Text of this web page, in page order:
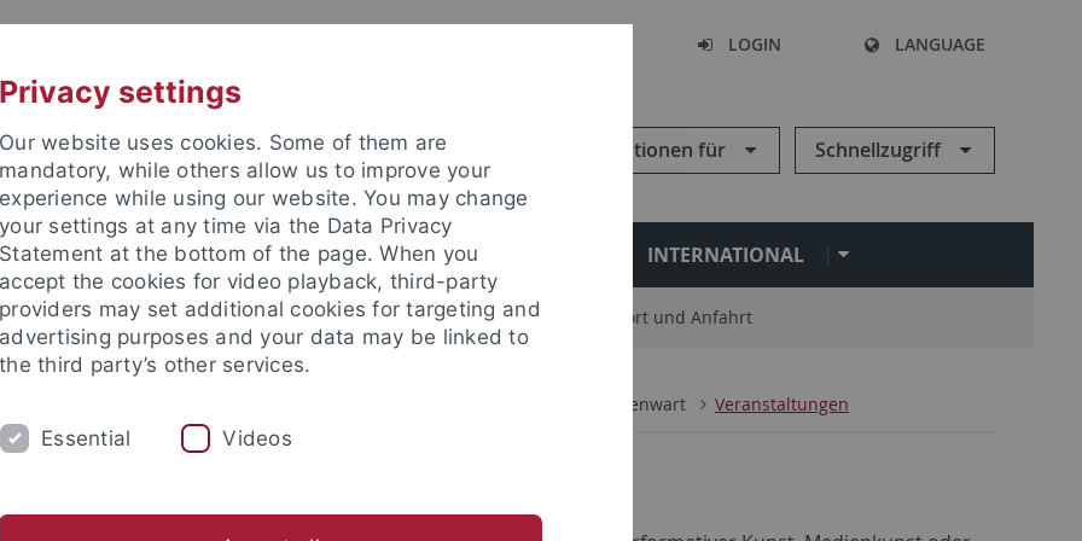
LOGIN LANGUAGE
Informationen für Schnellzugriff
STUDIUM FORSCHUNG EINRICHTUNGEN INTERNATIONAL
und Publikationen Campusleben Im Dialog Karriere Standort und Anfahrt
Forum für Literatur, Künste und Medien der Gegenwart Veranstaltungen
Privacy settings
Our website uses cookies. Some of them are
mandatory, while others allow us to improve your
experience while using our website. You may change
your settings at any time via the Data Privacy
Statement at the bottom of the page. When you
accept the cookies for video playback, third-party
providers may set additional cookies for targeting and
advertising purposes and your data may be linked to
the third party’s other services.
Essential Videos